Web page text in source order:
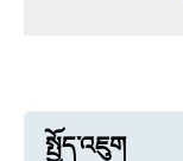
སྤྱོད་འཇུག